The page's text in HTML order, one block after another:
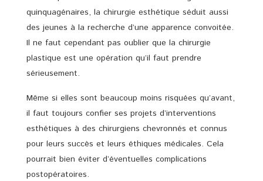
quinquagénaires, la chirurgie esthétique séduit aussi
des jeunes à la recherche d’une apparence convoitée.
Il ne faut cependant pas oublier que la chirurgie
plastique est une opération qu’il faut prendre
sérieusement.
Même si elles sont beaucoup moins risquées qu’avant,
il faut toujours confier ses projets d’interventions
esthétiques à des chirurgiens chevronnés et connus
pour leurs succès et leurs éthiques médicales. Cela
pourrait bien éviter d’éventuelles complications
postopératoires.